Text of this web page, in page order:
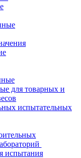
для товарных и
испытательных
испытания